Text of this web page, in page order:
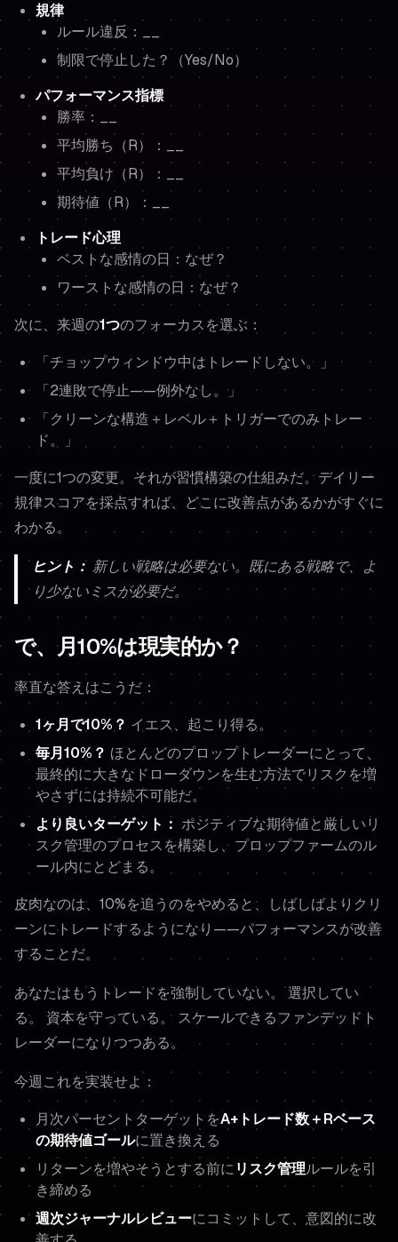
規律
ルール違反：__
制限で停止した？（Yes/No）
パフォーマンス指標
勝率：__
平均勝ち（R）：__
平均負け（R）：__
期待値（R）：__
トレード心理
ベストな感情の日：なぜ？
ワーストな感情の日：なぜ？
次に、来週の1つのフォーカスを選ぶ：
「チョップウィンドウ中はトレードしない。」
「2連敗で停止——例外なし。」
「クリーンな構造＋レベル＋トリガーでのみトレー
ド。」
一度に1つの変更。それが習慣構築の仕組みだ。デイリー
規律スコアを採点すれば、どこに改善点があるかがすぐに
わかる。
ヒント： 新しい戦略は必要ない。既にある戦略で、よ
り少ないミスが必要だ。
で、月10%は現実的か？
率直な答えはこうだ：
1ヶ月で10%？ イエス、起こり得る。
毎月10%？ ほとんどのプロップトレーダーにとって、
最終的に大きなドローダウンを生む方法でリスクを増
やさずには持続不可能だ。
より良いターゲット： ポジティブな期待値と厳しいリ
スク管理のプロセスを構築し、プロップファームのル
ール内にとどまる。
皮肉なのは、10%を追うのをやめると、しばしばよりクリ
ーンにトレードするようになり——パフォーマンスが改善
することだ。
あなたはもうトレードを強制していない。 選択してい
る。 資本を守っている。 スケールできるファンデッドト
レーダーになりつつある。
今週これを実装せよ：
月次パーセントターゲットをA+トレード数＋Rベース
の期待値ゴールに置き換える
リターンを増やそうとする前にリスク管理ルールを引
き締める
週次ジャーナルレビューにコミットして、意図的に改